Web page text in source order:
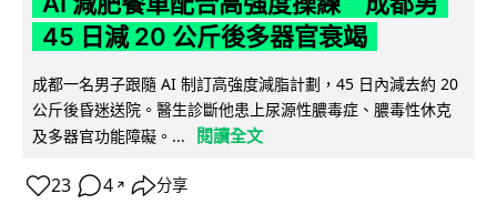
45 日減 20 公斤後多器官衰竭
成都一名男子跟隨 AI 制訂高強度減脂計劃，45 日內減去約 20
公斤後昏迷送院。醫生診斷他患上尿源性膿毒症、膿毒性休克
及多器官功能障礙。...
閱讀全文
23 4 ↗ 分享